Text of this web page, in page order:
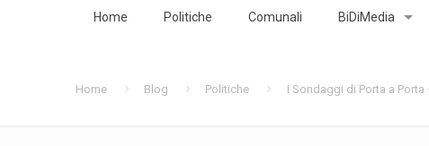
Home Politiche Comunali BiDiMedia
Home Blog Politiche I Sondaggi di Porta a